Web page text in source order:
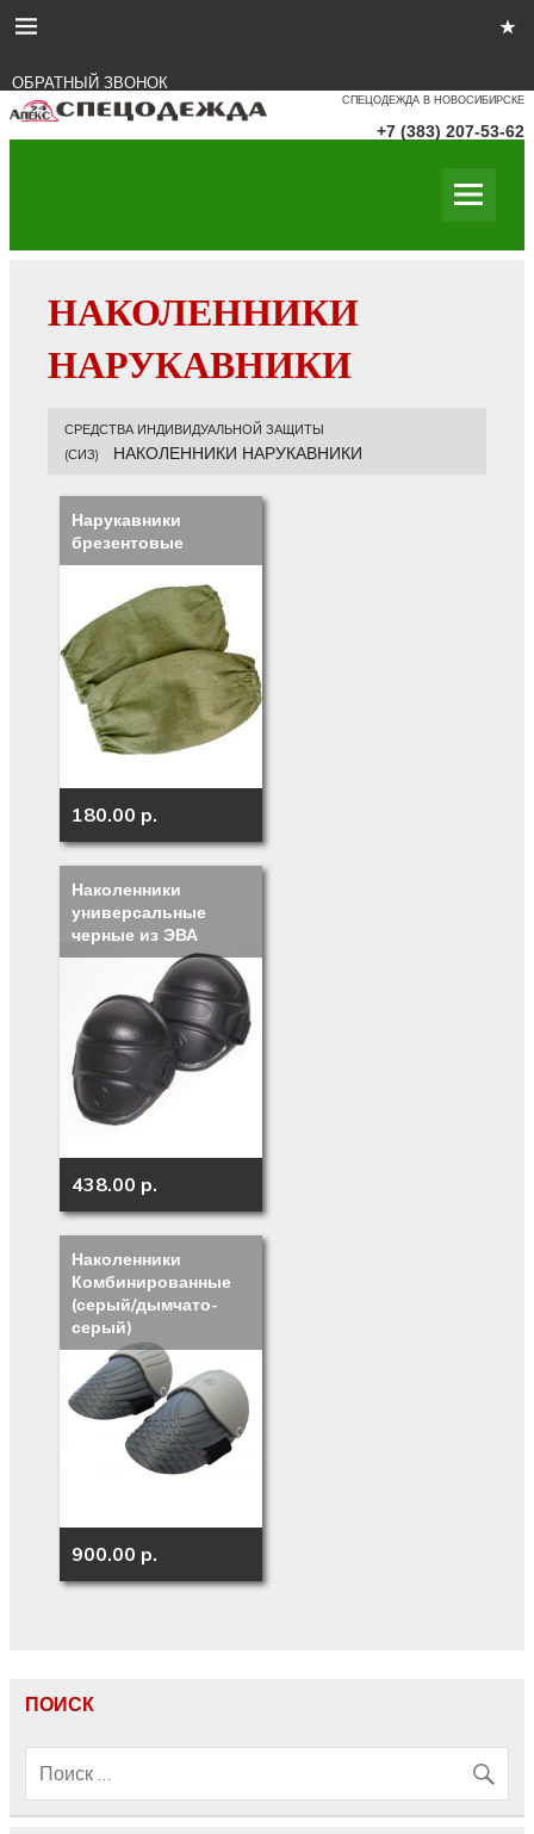
ОБРАТНЫЙ ЗВОНОК
СПЕЦОДЕЖДА В НОВОСИБИРСКЕ
+7 (383) 207-53-62
НАКОЛЕННИКИ
НАРУКАВНИКИ
СРЕДСТВА ИНДИВИДУАЛЬНОЙ ЗАЩИТЫ
(СИЗ)
НАКОЛЕННИКИ НАРУКАВНИКИ
Нарукавники
брезентовые
180.00 p.
Наколенники
универсальные
черные из ЭВА
438.00 p.
Наколенники
Комбинированные
(серый/дымчато-
серый)
900.00 p.
ПОИСК